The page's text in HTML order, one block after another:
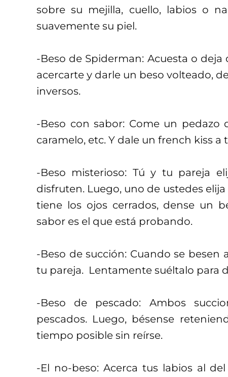
sobre su mejilla, cuello, labios o
suavemente su piel.
-Beso de Spiderman: Acuesta o
acercarte y darle un beso volteado,
inversos.
-Beso con sabor: Come un pedazo
caramelo, etc. Y dale un french kiss a
-Beso misterioso: Tú y tu pareja
disfruten. Luego, uno de ustedes
tiene los ojos cerrados, dense un
sabor es el que está probando.
-Beso de succión: Cuando se
tu pareja. Lentamente suéltalo para
-Beso de pescado: Ambos
pescados. Luego, bésense
tiempo posible sin reírse.
-El no-beso: Acerca tus labios al